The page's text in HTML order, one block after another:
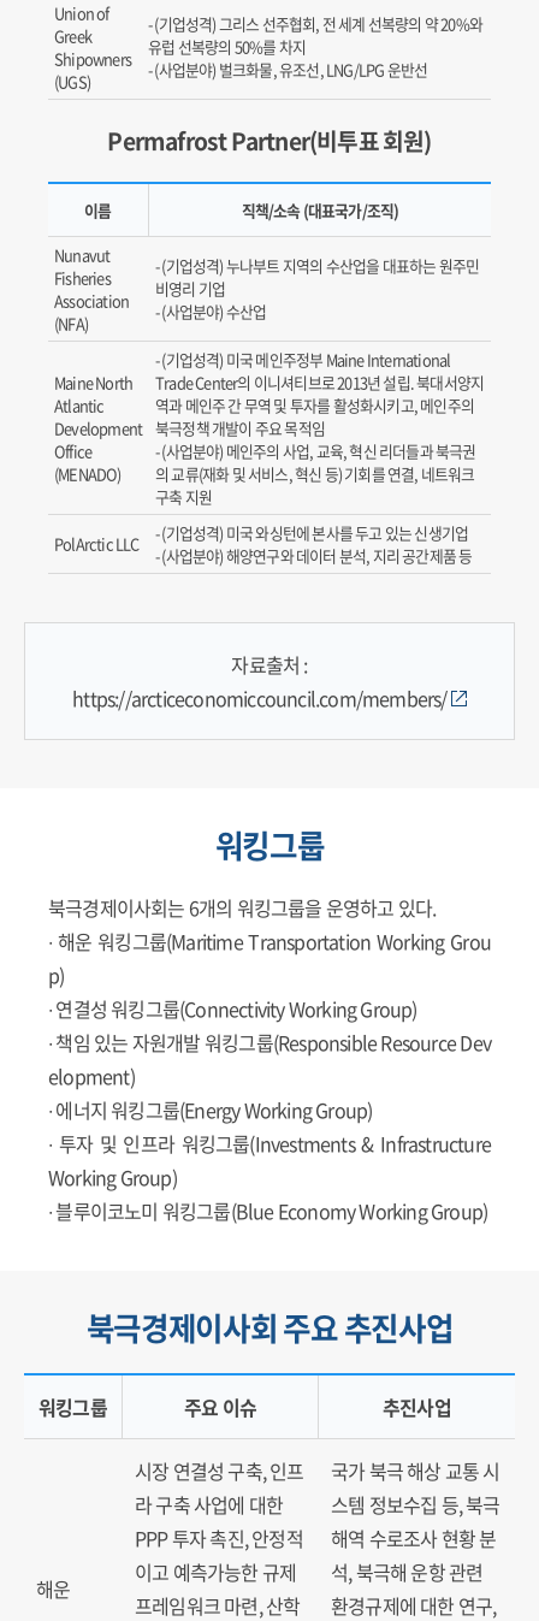
Union of
Greek
Shipowners
(UGS)
(기업성격) 그리스 선주협회, 전 세계 선복량의 약 20%와
유럽 선복량의 50%를 차지
(사업분야) 벌크화물, 유조선, LNG/LPG 운반선
Permafrost Partner(비투표 회원)
이름
직책/소속 (대표국가/조직)
Nunavut
Fisheries
Association
(NFA)
(기업성격) 누나부트 지역의 수산업을 대표하는 원주민
비영리 기업
(사업분야) 수산업
Maine North
Atlantic
Development
Office
(MENADO)
(기업성격) 미국 메인주정부 Maine International
Trade Center의 이니셔티브로 2013년 설립. 북대서양지
역과 메인주 간 무역 및 투자를 활성화시키고, 메인주의
북극정책 개발이 주요 목적임
(사업분야) 메인주의 사업, 교육, 혁신 리더들과 북극권
의 교류(재화 및 서비스, 혁신 등) 기회를 연결, 네트워크
구축 지원
PolArctic LLC
(기업성격) 미국 와싱턴에 본사를 두고 있는 신생기업
(사업분야) 해양연구와 데이터 분석, 지리 공간제품 등
자료출처 :
https://arcticeconomiccouncil.com/members/
워킹그룹
북극경제이사회는 6개의 워킹그룹을 운영하고 있다.
∙ 해운 워킹그룹(Maritime Transportation Working Grou
p)
∙ 연결성 워킹그룹(Connectivity Working Group)
∙ 책임 있는 자원개발 워킹그룹(Responsible Resource Dev
elopment)
∙ 에너지 워킹그룹(Energy Working Group)
∙ 투자 및 인프라 워킹그룹(Investments & Infrastructure
Working Group)
∙ 블루이코노미 워킹그룹(Blue Economy Working Group)
북극경제이사회 주요 추진사업
북극해 및 주변 수역의 주요 어족 자원
워킹그룹 주요 이슈 추진사업
해운
시장 연결성 구축, 인프
라 구축 사업에 대한
PPP 투자 촉진, 안정적
이고 예측가능한 규제
프레임워크 마련, 산학
국가 북극 해상 교통 시
스템 정보수집 등, 북극
해역 수로조사 현황 분
석, 북극해 운항 관련
환경규제에 대한 연구,